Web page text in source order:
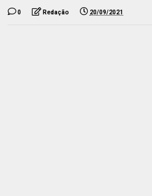
0 Redação 20/09/2021